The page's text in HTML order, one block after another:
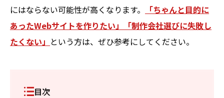
にはならない可能性が高くなります。
「ちゃんと目的に
あったWebサイトを作りたい」「制作会社選びに失敗し
たくない」 という方は、ぜひ参考にしてください。
目次